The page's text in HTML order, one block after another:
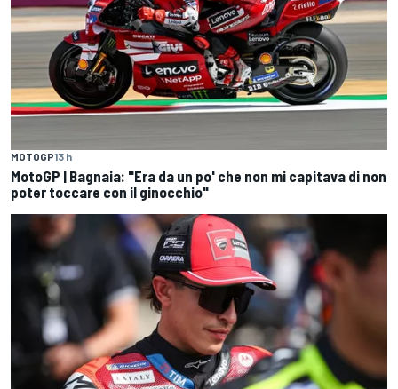
MOTOGP13 h
MotoGP | Bagnaia: "Era da un po' che non mi capitava di non
poter toccare con il ginocchio"